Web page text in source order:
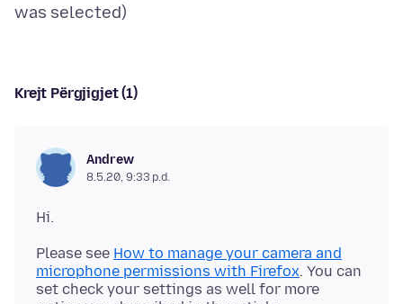
Krejt Përgjigjet (1)
Andrew
8.5.20, 9:33 p.d.
Please see How to manage your camera and
microphone permissions with Firefox. You can
set check your settings as well for more